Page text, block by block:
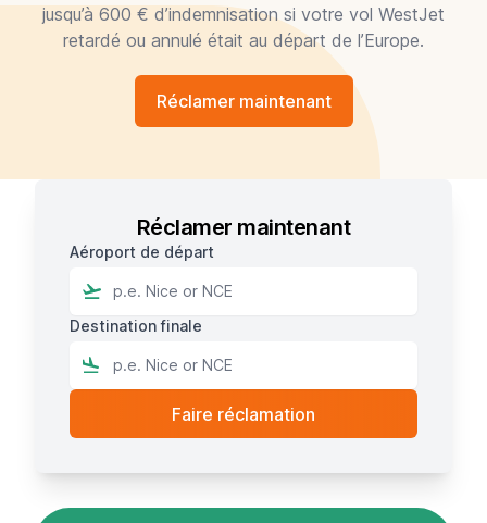
jusqu’à 600 € d’indemnisation si votre vol WestJet
retardé ou annulé était au départ de l’Europe.
Réclamer maintenant
Réclamer maintenant
Aéroport de départ
Destination finale